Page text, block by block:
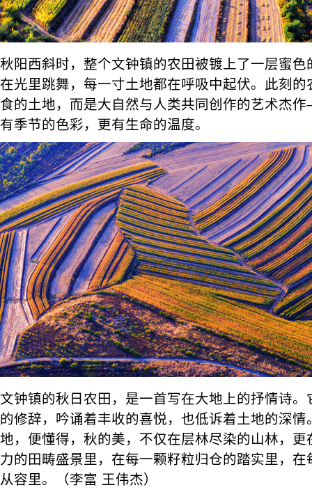
秋阳西斜时，整个文钟镇的农田被镀上了一层蜜
在光里跳舞，每一寸土地都在呼吸中起伏。此刻
食的土地，而是大自然与人类共同创作的艺术杰
有季节的色彩，更有生命的温度。
文钟镇的秋日农田，是一首写在大地上的抒情诗
的修辞，吟诵着丰收的喜悦，也低诉着土地的深
地，便懂得，秋的美，不仅在层林尽染的山林，
力的田畴盛景里，在每一颗籽粒归仓的踏实里，
从容里。（李富 王伟杰）